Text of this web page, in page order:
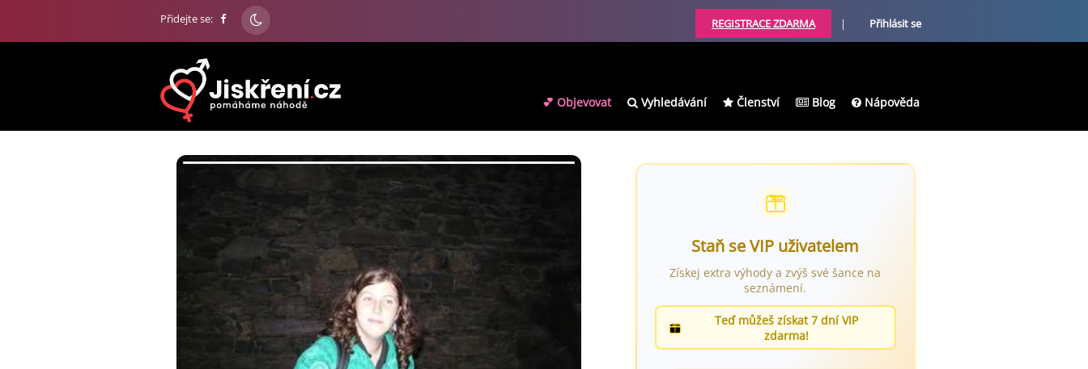
Přidejte se: REGISTRACE ZDARMA | Přihlásit se
💕 Objevovat Vyhledávání Členství Blog Nápověda
Staň se VIP uživatelem
Získej extra výhody a zvýš své šance na
seznámení.
Teď můžeš získat 7 dní VIP
zdarma!